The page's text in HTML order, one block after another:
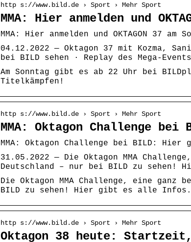
http s://www.bild.de › Sport › Mehr Sport
MMA: Hier anmelden und
MMA: Hier anmelden und OKTAGON 37
04.12.2022 — Oktagon 37 mit Kozma,
bei BILD sehen · Replay des Mega-
Am Sonntag gibt es ab 22 Uhr bei
Titelkämpfen!
http s://www.bild.de › Sport › Mehr Sport
MMA: Oktagon Challenge
MMA: Oktagon Challenge bei BILD:
31.05.2022 — Die Oktagon MMA
Deutschland – nur bei BILD zu
Die Oktagon MMA Challenge, eine ganz
BILD zu sehen! Hier gibt es alle Infos.
http s://www.bild.de › Sport › Mehr Sport
Oktagon 38 heute: